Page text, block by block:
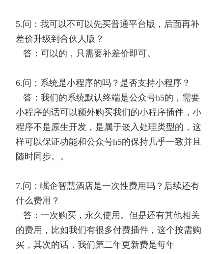
5.问：我可以不可以先买普通平台版，后面再补
差价升级到合伙人版？
答：可以的，只需要补差价即可。
6.问：系统是小程序的吗？是否支持小程序？
答：我们的系统默认终端是公众号h5的，需要
小程序的话可以额外购买我们的小程序插件，小
程序不是原生开发，是属于嵌入处理类型的，这
样可以保证功能和公众号h5的保持几乎一致并且
随时同步。。
7.问：崛企智慧酒店是一次性费用吗？后续还有
什么费用？
答：一次购买，永久使用。但是还有其他相关
的费用，比如我们有很多付费插件，这个按需购
买，其次的话，我们第二年更新费是每年